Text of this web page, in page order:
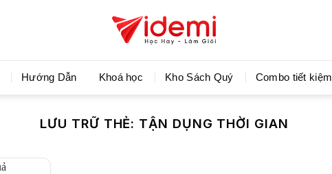
Videmi giúp bạn học tiết kiệm và tiến bộ hơn mỗi ngày!
Hướng Dẫn Khoá học Kho Sách Quý Combo tiết kiệm
LƯU TRỮ THẺ: TẬN DỤNG THỜI GIAN